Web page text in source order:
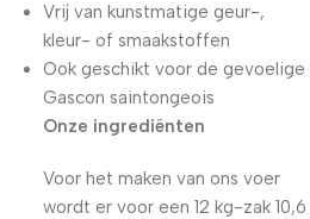
Vrij van kunstmatige geur-,
kleur- of smaakstoffen
Ook geschikt voor de gevoelige
Gascon saintongeois
Onze ingrediënten
Voor het maken van ons voer
wordt er voor een 12 kg-zak 10,6